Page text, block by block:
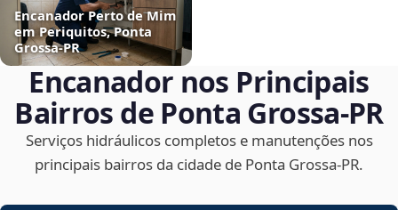
Encanador Perto de Mim
em Periquitos, Ponta
Grossa‑PR
Encanador nos Principais
Bairros de Ponta Grossa‑PR
Serviços hidráulicos completos e manutenções nos
principais bairros da cidade de Ponta Grossa‑PR.